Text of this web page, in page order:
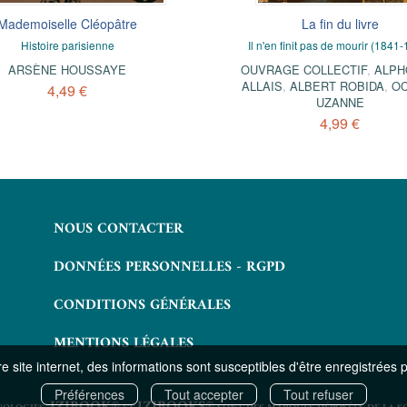
site internet, des informations sont susceptibles d'être enregistrées
Préférences
Tout accepter Tout refuser
Cléopâtre
Histoire parisienne
ARSÈNE HOUSSAYE
4,49 €
Ursule
Roman inédit
JOSEPH MÉRY
2,49 €
Les Atlantes
Aventures des temps légendaires
BARTHÉLÉMY GHEUSI
CHARLES LOMON
La fin du livre
Il n'en finit pas de mourir (1841-
OUVRAGE COLLECTIF,
ALLAIS, ALBERT ROBIDA,
UZANNE
4,99 €
NOUS CONTACTER
DONNÉES PERSONNELLES - RGPD
CONDITIONS GÉNÉRALES
MENTIONS LÉGALES